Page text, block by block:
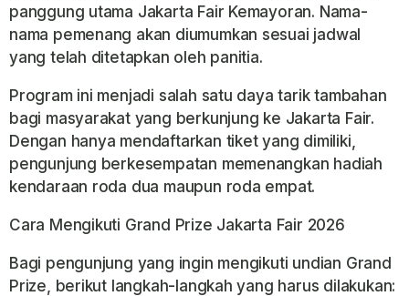
panggung utama Jakarta Fair Kemayoran. Nama-
nama pemenang akan diumumkan sesuai jadwal
yang telah ditetapkan oleh panitia.
Program ini menjadi salah satu daya tarik tambahan
bagi masyarakat yang berkunjung ke Jakarta Fair.
Dengan hanya mendaftarkan tiket yang dimiliki,
pengunjung berkesempatan memenangkan hadiah
kendaraan roda dua maupun roda empat.
Cara Mengikuti Grand Prize Jakarta Fair 2026
Bagi pengunjung yang ingin mengikuti undian Grand
Prize, berikut langkah-langkah yang harus dilakukan: